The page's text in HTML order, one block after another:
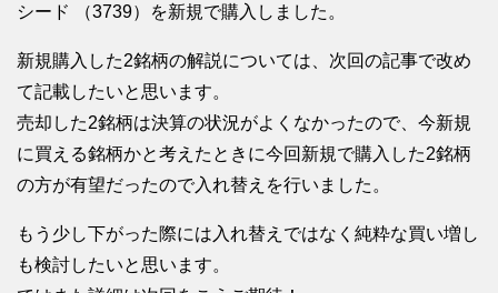
シード （3739）を新規で購入しました。
新規購入した2銘柄の解説については、次回の記事で改め
て記載したいと思います。
売却した2銘柄は決算の状況がよくなかったので、今新規
に買える銘柄かと考えたときに今回新規で購入した2銘柄
の方が有望だったので入れ替えを行いました。
もう少し下がった際には入れ替えではなく純粋な買い増し
も検討したいと思います。